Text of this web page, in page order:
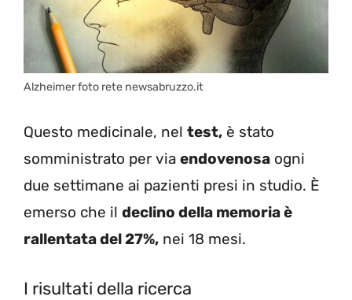
Alzheimer foto rete newsabruzzo.it
Questo medicinale, nel test, è stato
somministrato per via endovenosa ogni
due settimane ai pazienti presi in studio. È
emerso che il declino della memoria è
rallentata del 27%, nei 18 mesi.
I risultati della ricerca